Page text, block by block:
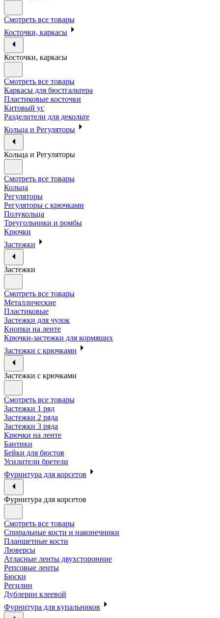
Смотреть все товары
Косточки, каркасы
Косточки, каркасы
Смотреть все товары
Каркасы для бюстгальтера
Пластиковые косточки
Китовый ус
Разделители для декольте
Кольца и Регуляторы
Кольца и Регуляторы
Смотреть все товары
Кольца
Регуляторы
Регуляторы с крючками
Полукольца
Треугольники и ромбы
Крючки
Застежки
Застежки
Смотреть все товары
Металлические
Пластиковые
Застежки для чулок
Кнопки на ленте
Крючки-застежки для кормящих
Застежки с крючками
Застежки с крючками
Смотреть все товары
Застежки 1 ряд
Застежки 2 ряда
Застежки 3 ряда
Крючки на ленте
Бантики
Бейки для бюстов
Усилители бретели
Фурнитура для корсетов
Фурнитура для корсетов
Смотреть все товары
Спиральные кости и наконечники
Планшетные кости
Люверсы
Атласные ленты двухсторонние
Репсовые ленты
Бюски
Регилин
Дублерин клеевой
Фурнитура для купальников